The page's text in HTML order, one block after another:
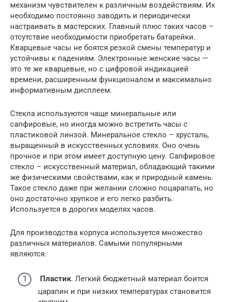
механизм чувствителен к различным воздействиям. Их
необходимо постоянно заводить и периодически
настраивать в мастерских. Главный плюс таких часов –
отсутствие необходимости приобретать батарейки.
Кварцевые часы не боятся резкой смены температур и
устойчивы к падениям. Электронные женские часы —
это те же кварцевые, но с цифровой индикацией
времени, расширенным функционалом и максимально
информативным дисплеем.
Стекла используются чаще минеральные или
сапфировые, но иногда можно встретить часы с
пластиковой линзой. Минеральное стекло – хрусталь,
выращенный в искусственных условиях. Оно очень
прочное и при этом имеет доступную цену. Сапфировое
стекло – искусственный материал, обладающий такими
же физическими свойствами, как и природный камень.
Такое стекло даже при желании сложно поцарапать, но
оно достаточно хрупкое и его легко разбить.
Используется в дорогих моделях часов.
Для производства корпуса используется множество
различных материалов. Самыми популярными
являются:
Пластик. Легкий бюджетный материал боится
царапин и при низких температурах становится